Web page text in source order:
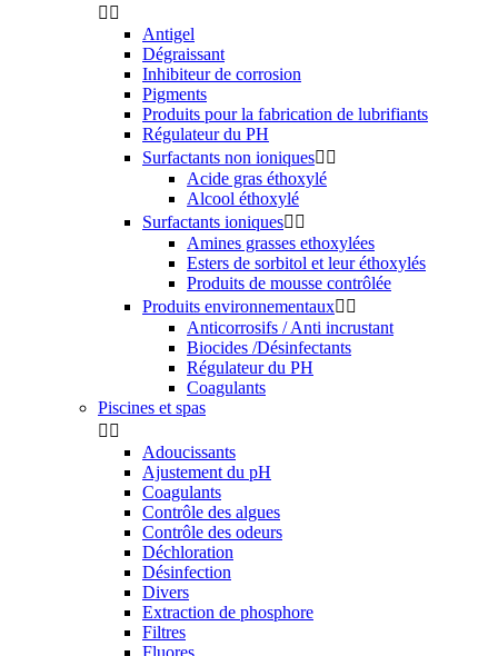
 
Antigel
Dégraissant
Inhibiteur de corrosion
Pigments
Produits pour la fabrication de lubrifiants
Régulateur du PH
Surfactants non ioniques 
Acide gras éthoxylé
Alcool éthoxylé
Surfactants ioniques 
Amines grasses ethoxylées
Esters de sorbitol et leur éthoxylés
Produits de mousse contrôlée
Produits environnementaux 
Anticorrosifs / Anti incrustant
Biocides /Désinfectants
Régulateur du PH
Coagulants
Piscines et spas
 
Adoucissants
Ajustement du pH
Coagulants
Contrôle des algues
Contrôle des odeurs
Déchloration
Désinfection
Divers
Extraction de phosphore
Filtres
Fluores